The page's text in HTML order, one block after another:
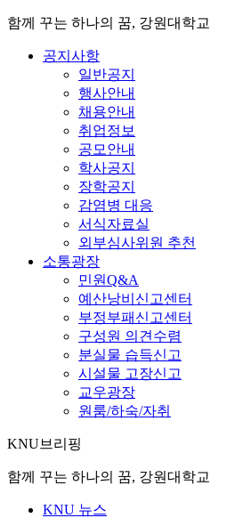
함께 꾸는 하나의 꿈, 강원대학교
공지사항
일반공지
행사안내
채용안내
취업정보
공모안내
학사공지
장학공지
감염병 대응
서식자료실
외부심사위원 추천
소통광장
민원Q&A
예산낭비신고센터
부정부패신고센터
구성원 의견수렴
분실물 습득신고
시설물 고장신고
교우광장
원룸/하숙/자취
KNU브리핑
함께 꾸는 하나의 꿈, 강원대학교
KNU 뉴스